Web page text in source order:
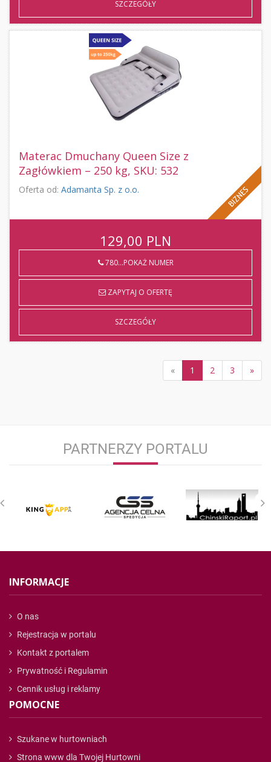
SZCZEGÓŁY
Materac Dmuchany Queen Size z
Zagłówkiem – 250 kg, SKU: 532
Oferta od: Adamanta Sp. z o.o.
129,00 PLN
780...POKAŻ NUMER
ZAPYTAJ O OFERTĘ
SZCZEGÓŁY
« 1 2 3 »
PARTNERZY PORTALU
INFORMACJE
O nas
Rejestracja w portalu
Kontakt z portalem
Prywatność i Regulamin
Cennik usług i reklamy
POMOCNE
Szukane w hurtowniach
Strona www dla Twojej Hurtowni